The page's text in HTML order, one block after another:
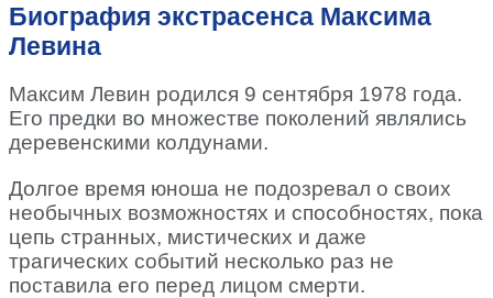
Биография экстрасенса Максима
Левина
Максим Левин родился 9 сентября 1978 года.
Его предки во множестве поколений являлись
деревенскими колдунами.
Долгое время юноша не подозревал о своих
необычных возможностях и способностях, пока
цепь странных, мистических и даже
трагических событий несколько раз не
поставила его перед лицом смерти.